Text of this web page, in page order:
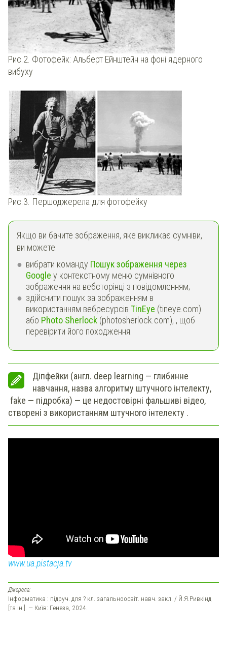
Рис.2. Фотофейк: Альберт Ейнштейн на фоні ядерного
вибуху
Рис.3. Першоджерела для фотофейку
Якщо ви бачите зображення, яке викликає сумніви,
ви можете:
вибрати команду Пошук зображення через
Google у контекстному меню сумнівного
зображення на вебсторінці з повідомленням;
здійснити пошук за зображенням в
використанням вебресурсів TinEye (tineye.com)
або Photo Sherlock (photosherlock.com), , щоб
перевірити його походження.
Діпфейки (англ. deep learning — глибинне
навчання, назва алгоритму штучного інтелекту,
fake — підробка) — це недостовірні фальшиві відео,
створені з використанням штучного інтелекту .
www.ua.pistacja.tv
Джерела:
Інформатика : підруч. для ? кл. загальноосвіт. навч. закл. / Й.Я.Ривкінд
[та ін.]. — Київ: Генеза, 2024.